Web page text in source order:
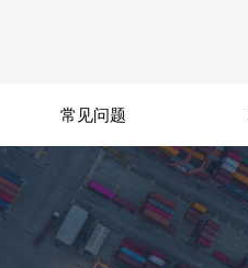
常见问题